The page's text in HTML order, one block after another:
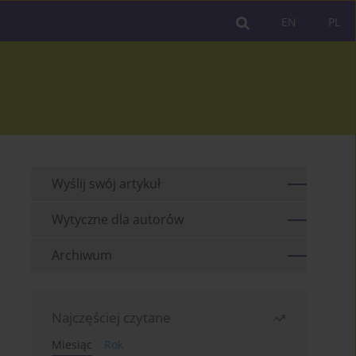
PL
EN
Wyślij swój artykuł
Wytyczne dla autorów
Archiwum
Najczęściej czytane
Miesiąc
Rok